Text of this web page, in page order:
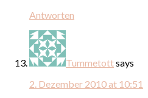
Antworten
Tummetottsays
2. Dezember 2010 at 10:51